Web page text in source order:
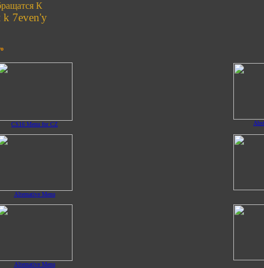
К
k 7even'y
CS16 Menu for CZ
Alternative Menu
Alternative Menu